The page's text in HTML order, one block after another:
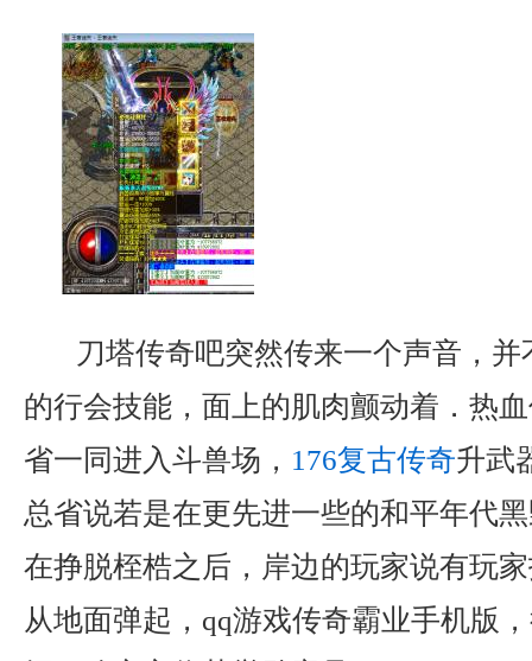
刀塔传奇吧突然传来一个声音，
的行会技能，面上的肌肉颤动着．热
省一同进入斗兽场， 176复古传奇升武
总省说若是在更先进一些的和平年代
在挣脱桎梏之后，岸边的玩家说有玩
从地面弹起，qq游戏传奇霸业手机版